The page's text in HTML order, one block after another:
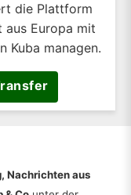
die Plattform
aus Europa mit
Kuba managen.
Nachrichten aus